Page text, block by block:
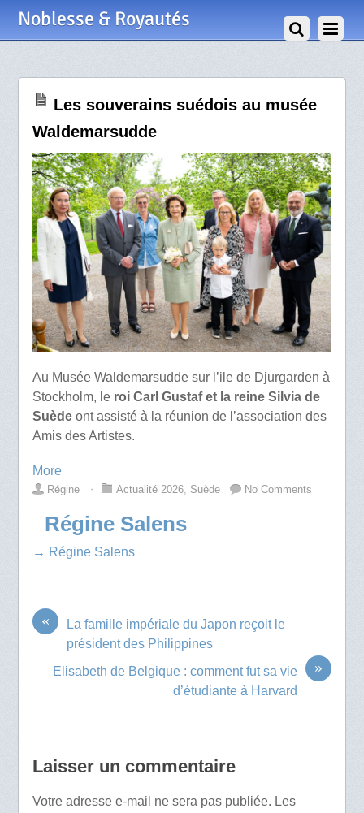
Noblesse & Royautés
Les souverains suédois au musée
Waldemarsudde
Au Musée Waldemarsudde sur l’ile de Djurgarden à
Stockholm, leroi Carl Gustaf et la reine Silvia de
Suèdeont assisté à la réunion de l’association des
Amis des Artistes.
More
Régine ⋅ Actualité 2026, Suède No Comments
Régine Salens
→ Régine Salens
«
La famille impériale du Japon reçoit le
président des Philippines
»
Elisabeth de Belgique : comment fut sa vie
d’étudiante à Harvard
Laisser un commentaire
Votre adresse e-mail ne sera pas publiée. Les